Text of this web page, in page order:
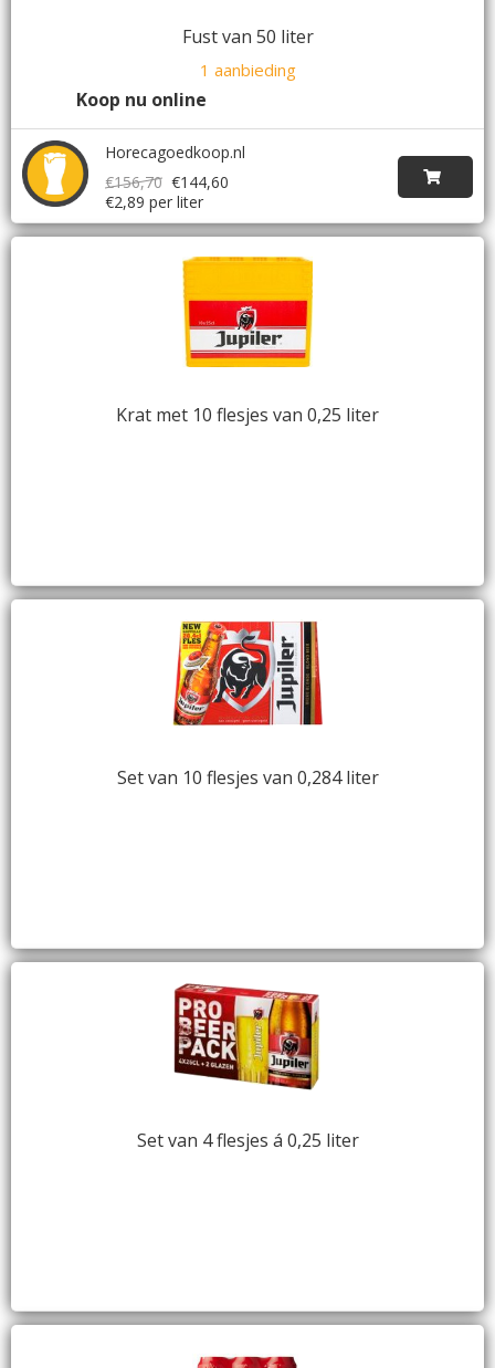
Fust van 50 liter
1 aanbieding
Koop nu online
Horecagoedkoop.nl
€156,70 €144,60
€2,89 per liter
Krat met 10 flesjes van 0,25 liter
Set van 10 flesjes van 0,284 liter
Set van 4 flesjes á 0,25 liter